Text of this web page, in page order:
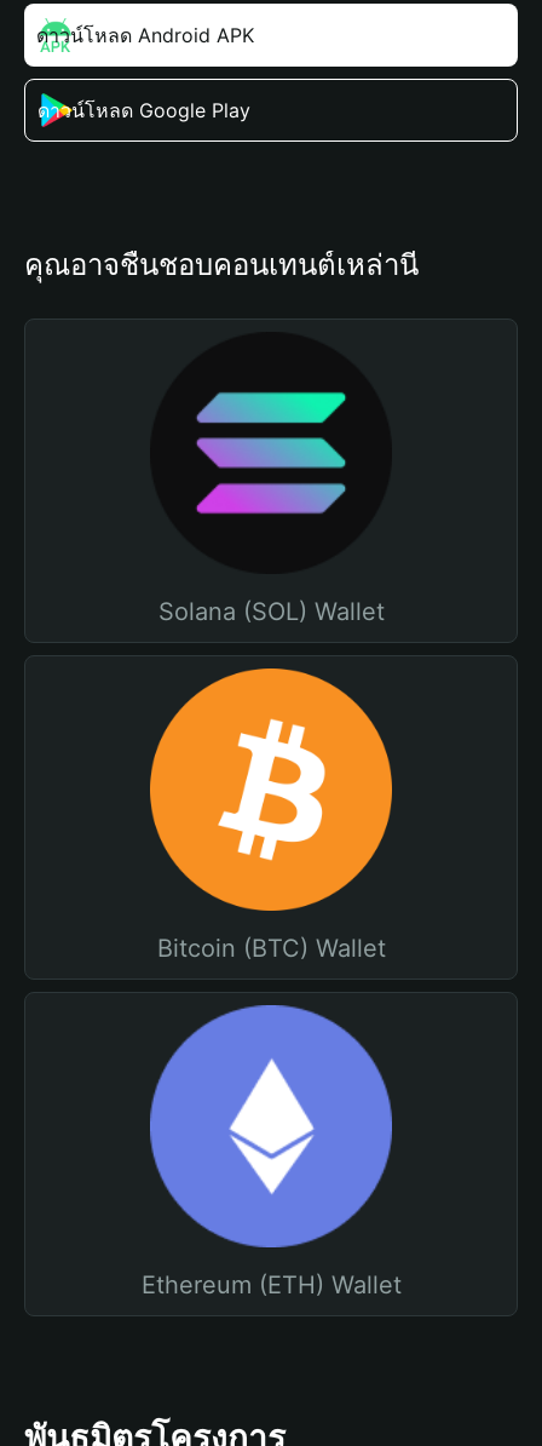
ดาวน์โหลด Android APK
ดาวน์โหลด Google Play
คุณอาจชื่นชอบคอนเทนต์เหล่านี้
Solana (SOL) Wallet
Bitcoin (BTC) Wallet
Ethereum (ETH) Wallet
พันธมิตรโครงการ